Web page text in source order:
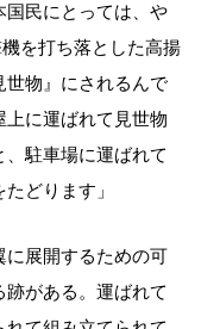
国民にとっては、や
を打ち落とした高揚
世物』にされるんで
に運ばれて見世物
駐車場に運ばれて
どります」
に展開するための可
がある。運ばれて